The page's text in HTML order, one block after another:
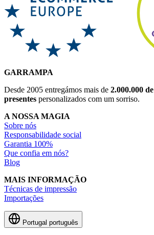
GARRAMPA
Desde 2005 entregámos mais de 2.000.000 de
presentes personalizados com um sorriso.
A NOSSA MAGIA
Sobre nós
Responsabilidade social
Garantia 100%
Que confia em nós?
Blog
MAIS INFORMAÇÃO
Técnicas de impressão
Importações
Portugal português